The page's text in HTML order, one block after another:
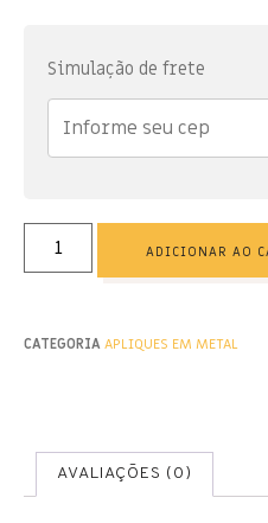
Simulação de frete
ADICIONAR AO
CATEGORIAAPLIQUES EM METAL
AVALIAÇÕES (0)